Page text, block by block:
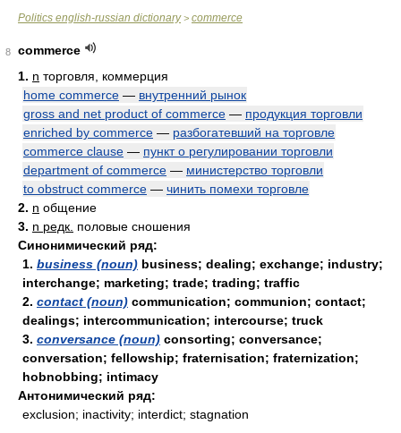
Politics english-russian dictionary> commerce
8
commerce
1. n торговля, коммерция
home commerce — внутренний рынок
gross and net product of commerce — продукция торговли
enriched by commerce — разбогатевший на торговле
commerce clause — пункт о регулировании торговли
department of commerce — министерство торговли
to obstruct commerce — чинить помехи торговле
2. n общение
3. n редк. половые сношения
Синонимический ряд:
1. business (noun) business; dealing; exchange; industry;
interchange; marketing; trade; trading; traffic
2. contact (noun) communication; communion; contact;
dealings; intercommunication; intercourse; truck
3. conversance (noun) consorting; conversance;
conversation; fellowship; fraternisation; fraternization;
hobnobbing; intimacy
Антонимический ряд:
exclusion; inactivity; interdict; stagnation